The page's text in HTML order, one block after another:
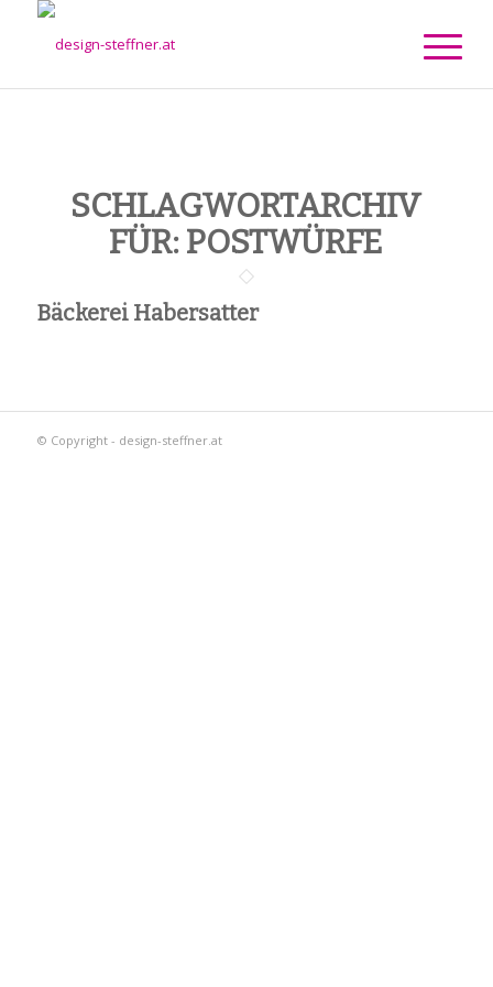
SCHLAGWORTARCHIV
FÜR:POSTWÜRFE
Bäckerei Habersatter
© Copyright - design-steffner.at